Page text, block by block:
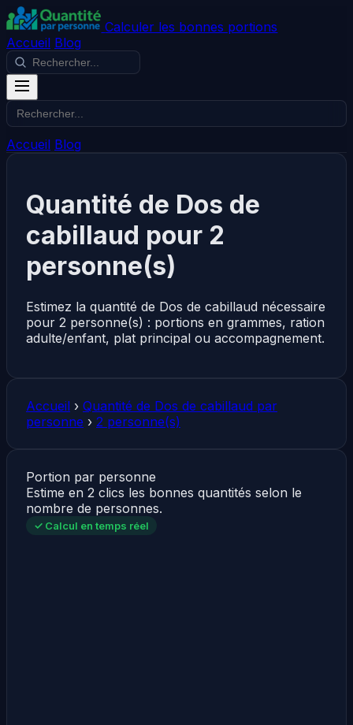
Calculer les bonnes portions
Accueil Blog
Accueil Blog
Quantité de Dos de
cabillaud pour 2
personne(s)
Estimez la quantité de Dos de cabillaud nécessaire
pour 2 personne(s) : portions en grammes, ration
adulte/enfant, plat principal ou accompagnement.
Accueil › Quantité de Dos de cabillaud par
personne › 2 personne(s)
Portion par personne
Estime en 2 clics les bonnes quantités selon le
nombre de personnes.
✓ Calcul en temps réel